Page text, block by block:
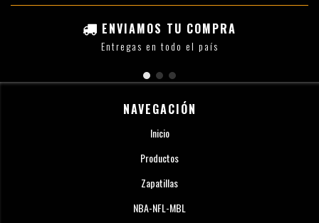
ENVIAMOS TU COMPRA
Entregas en todo el país
NAVEGACIÓN
Inicio
Productos
Zapatillas
NBA-NFL-MBL